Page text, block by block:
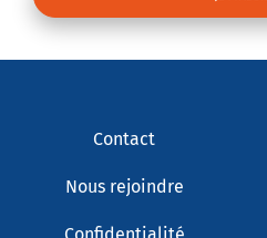
Contact
Nous rejoindre